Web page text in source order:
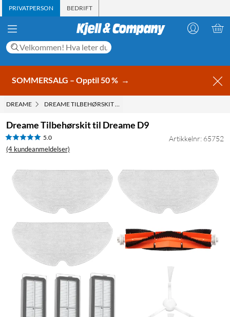
PRIVATPERSON BEDRIFT
SOMMERSALG – Opptil 50 % →
DREAME DREAME TILBEHØRSKIT TIL DREAME D9
Dreame Tilbehørskit til Dreame D9
5.0
(4 kundeanmeldelser)
Artikkelnr: 65752